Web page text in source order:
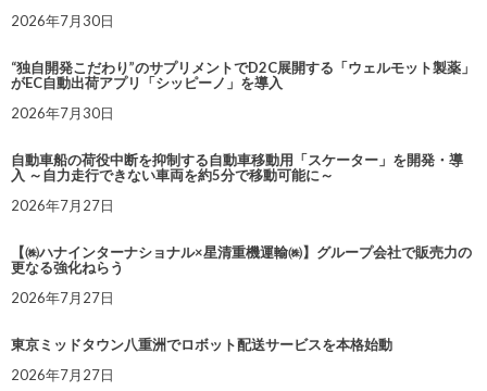
2026年7月30日
“独自開発こだわり”のサプリメントでD2C展開する「ウェルモット製薬」
がEC自動出荷アプリ「シッピーノ」を導入
2026年7月30日
自動車船の荷役中断を抑制する自動車移動用「スケーター」を開発・導
入 ～自力走行できない車両を約5分で移動可能に～
2026年7月27日
【㈱ハナインターナショナル×星清重機運輸㈱】グループ会社で販売力の
更なる強化ねらう
2026年7月27日
東京ミッドタウン八重洲でロボット配送サービスを本格始動
2026年7月27日